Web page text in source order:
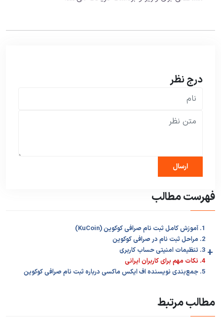
درج نظر
فهرست مطالب
1. آموزش کامل ثبت نام صرافی کوکوین (KuCoin)
2. مراحل ثبت نام در صرافی کوکوین
3. تنظیمات امنیتی حساب کاربری +
4. نکات مهم برای کاربران ایرانی
5. جمع‌بندی نویسنده اف ایکس ماکسی درباره ثبت نام صرافی کوکوین
مطالب مرتبط